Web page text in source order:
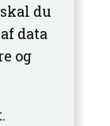
du
data
og